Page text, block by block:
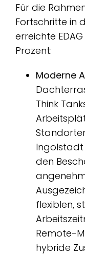
Für die
Fortschritte in
erreichte
Prozent:
Moderne
Think
den
flexiblen,
Remote-
hybride